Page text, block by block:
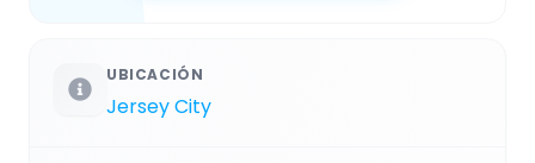
UBICACIÓN
Jersey City